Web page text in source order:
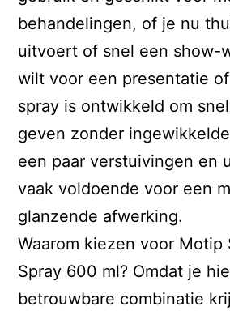
behandelingen, of je nu
uitvoert of snel een show-
wilt voor een presentatie
spray is ontwikkeld om
geven zonder
een paar verstuivingen en
vaak voldoende voor een
glanzende afwerking.
Waarom kiezen voor Motip
Spray 600 ml? Omdat je
betrouwbare combinatie